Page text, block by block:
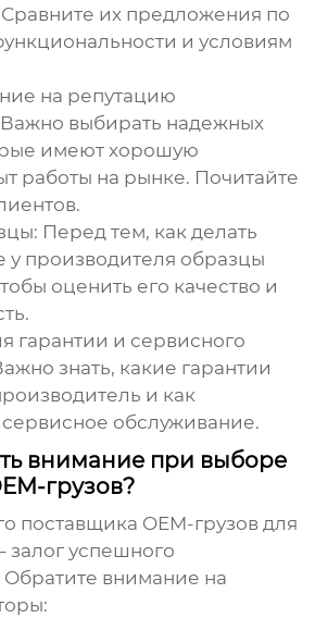
их предложения по
и условиям
на репутацию
Важно выбирать надежных
имеют хорошую
работы на рынке. Почитайте
Перед тем, как делать
у производителя образцы
оценить его качество и
гарантии и сервисного
знать, какие гарантии
и как
обслуживание.
внимание при выборе
грузов?
поставщика OEM-грузов для
залог успешного
Обратите внимание на